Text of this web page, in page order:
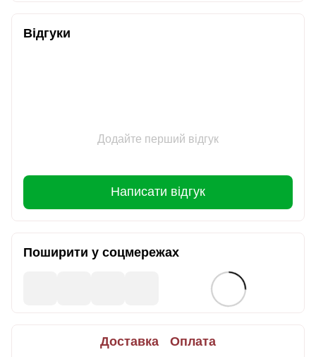
Відгуки
Додайте перший відгук
Написати відгук
Поширити у соцмережах
Доставка Оплата